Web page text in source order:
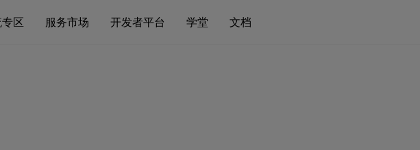
区 服务市场 开发者平台 学堂 文档